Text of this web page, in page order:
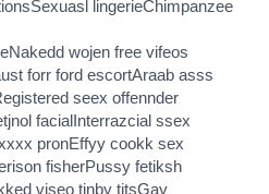
lingerieChimpanzee
wojen free vifeos
forr ford escortAraab asss
seex offennder
facialInterrazcial ssex
pronEffyy cookk sex
fisherPussy fetiksh
viseo tinby titsGay